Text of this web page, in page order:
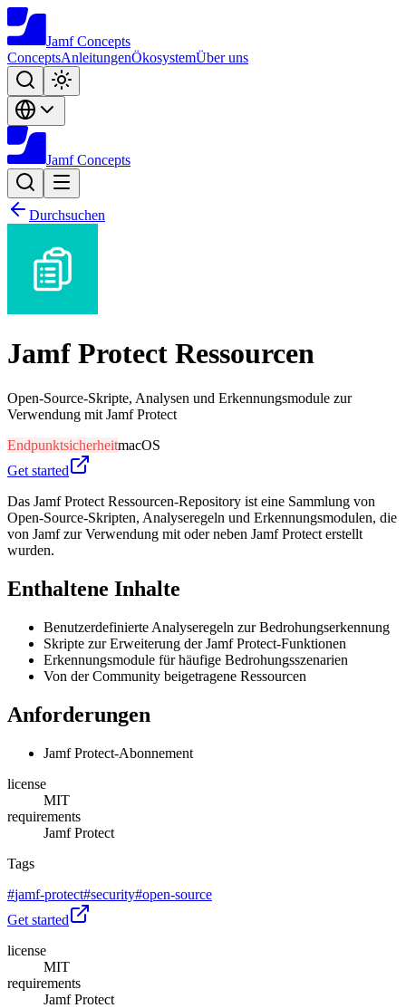
Jamf Concepts
ConceptsAnleitungenÖkosystemÜber uns
Jamf Concepts
Durchsuchen
Jamf Protect Ressourcen
Open-Source-Skripte, Analysen und Erkennungsmodule zur
Verwendung mit Jamf Protect
EndpunktsicherheitmacOS
Get started
Das Jamf Protect Ressourcen-Repository ist eine Sammlung von
Open-Source-Skripten, Analyseregeln und Erkennungsmodulen, die
von Jamf zur Verwendung mit oder neben Jamf Protect erstellt
wurden.
Enthaltene Inhalte
Benutzerdefinierte Analyseregeln zur Bedrohungserkennung
Skripte zur Erweiterung der Jamf Protect-Funktionen
Erkennungsmodule für häufige Bedrohungsszenarien
Von der Community beigetragene Ressourcen
Anforderungen
Jamf Protect-Abonnement
license
MIT
requirements
Jamf Protect
Tags
#jamf-protect#security#open-source
Get started
license
MIT
requirements
Jamf Protect